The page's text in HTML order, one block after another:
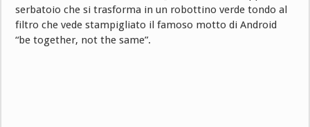
serbatoio che si trasforma in un robottino verde tondo al
filtro che vede stampigliato il famoso motto di Android
“be together, not the same”.